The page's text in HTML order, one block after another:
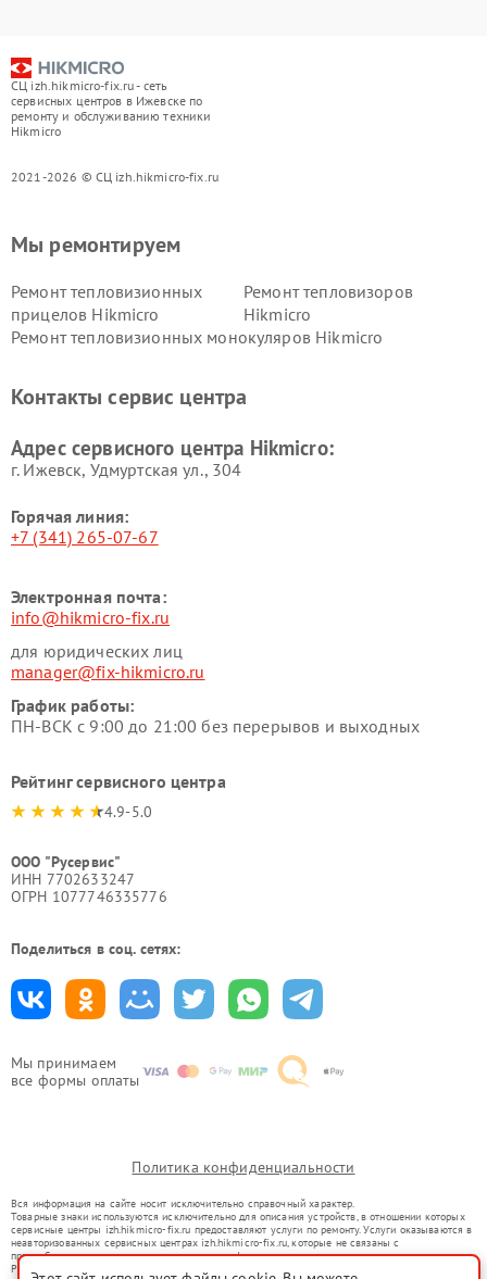
СЦ izh.hikmicro-fix.ru - сеть
сервисных центров в Ижевске по
ремонту и обслуживанию техники
Hikmicro
2021-2026 © СЦ izh.hikmicro-fix.ru
Мы принимаем
все формы оплаты
Мы ремонтируем
Ремонт тепловизионных
прицелов Hikmicro
Ремонт тепловизоров
Hikmicro
Ремонт тепловизионных монокуляров Hikmicro
Контакты сервис центра
Адрес сервисного центра Hikmicro:
г. Ижевск, Удмуртская ул., 304
Горячая линия:
+7 (341) 265-07-67
Электронная почта:
info@hikmicro-fix.ru
для юридических лиц
manager@fix-hikmicro.ru
График работы:
ПН-ВСК с 9:00 до 21:00 без перерывов и выходных
Рейтинг сервисного центра
4.9-5.0
ООО "Русервис"
ИНН 7702633247
ОГРН 1077746335776
Поделиться в соц. сетях:
Политика конфиденциальности
Вся информация на сайте носит исключительно справочный характер.
Товарные знаки используются исключительно для описания устройств, в отношении которых
сервисные центры izh.hikmicro-fix.ru предоставляют услуги по ремонту. Услуги оказываются в
неавторизованных сервисных центрах izh.hikmicro-fix.ru, которые не связаны с
правообладателями товарных знаков или их официальными представителями.
Ремонт осуществляется для устройств, уже введенных в гражданский оборот в соответствии